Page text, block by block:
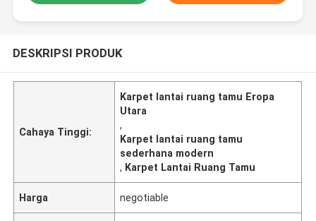
DESKRIPSI PRODUK
Cahaya Tinggi:
Karpet lantai ruang tamu Eropa
Utara
,
Karpet lantai ruang tamu
sederhana modern
, Karpet Lantai Ruang Tamu
Harga negotiable